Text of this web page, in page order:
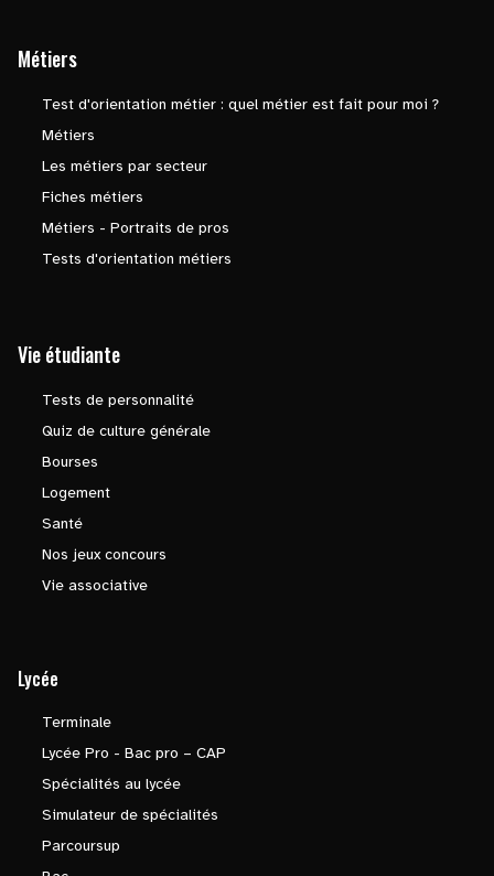
Métiers
Test d'orientation métier : quel métier est fait pour moi ?
Métiers
Les métiers par secteur
Fiches métiers
Métiers - Portraits de pros
Tests d'orientation métiers
Vie étudiante
Tests de personnalité
Quiz de culture générale
Bourses
Logement
Santé
Nos jeux concours
Vie associative
Lycée
Terminale
Lycée Pro - Bac pro – CAP
Spécialités au lycée
Simulateur de spécialités
Parcoursup